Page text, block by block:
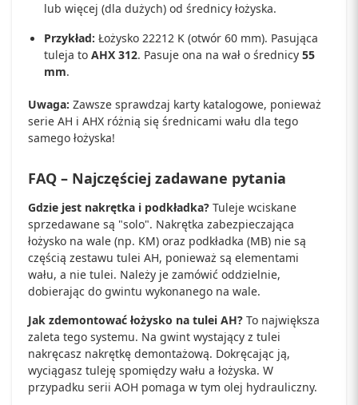
lub więcej (dla dużych) od średnicy łożyska.
Przykład: Łożysko 22212 K (otwór 60 mm). Pasująca
tuleja to AHX 312. Pasuje ona na wał o średnicy 55
mm.
Uwaga: Zawsze sprawdzaj karty katalogowe, ponieważ
serie AH i AHX różnią się średnicami wału dla tego
samego łożyska!
FAQ – Najczęściej zadawane pytania
Gdzie jest nakrętka i podkładka? Tuleje wciskane
sprzedawane są "solo". Nakrętka zabezpieczająca
łożysko na wale (np. KM) oraz podkładka (MB) nie są
częścią zestawu tulei AH, ponieważ są elementami
wału, a nie tulei. Należy je zamówić oddzielnie,
dobierając do gwintu wykonanego na wale.
Jak zdemontować łożysko na tulei AH? To największa
zaleta tego systemu. Na gwint wystający z tulei
nakręcasz nakrętkę demontażową. Dokręcając ją,
wyciągasz tuleję spomiędzy wału a łożyska. W
przypadku serii AOH pomaga w tym olej hydrauliczny.